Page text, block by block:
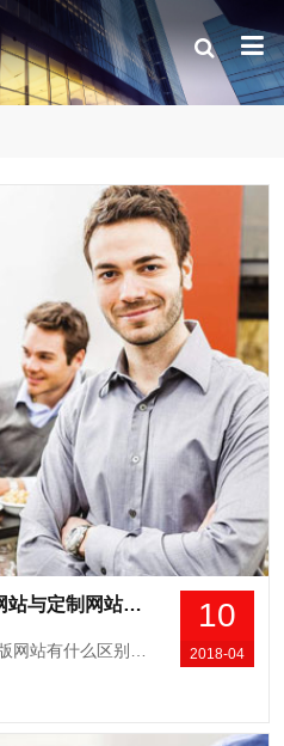
10
2018-04
成都做网站为你解析模版网站与定制网站有哪些
很多客户不明白定制网站与模版网站有什么区别，成都做网站的公司就为你分析如下：模版建站有几种叫法：智能建站、自助建站、模版建站、智能CMS系统【模块建站】、速成网站等。